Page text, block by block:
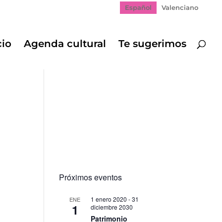
Español Valenciano
Agenda cultural Te sugerimos
Próximos eventos
ENE
1
1 enero 2020 -31
diciembre 2030
Patrimonio